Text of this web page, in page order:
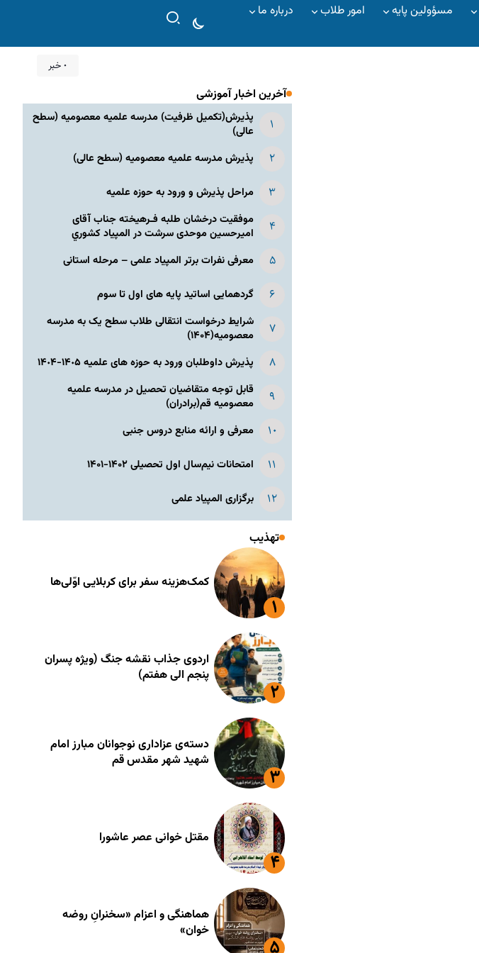
مسؤولین پایه امور طلاب درباره ما
۰ خبر
آخرین اخبار آموزشی
پذیرش(تکمیل ظرفیت) مدرسه علمیه معصومیه‌ (سطح
عالی)
پذیرش مدرسه علمیه معصومیه‌ (سطح عالی)
مراحل پذیرش و ورود به حوزه علمیه
موفقیت درخشان طلبه فـرهیخته جناب آقای
امیرحسین موحدی سرشت در المپياد كشوري
معرفی نفرات برتر المپیاد علمی – مرحله استانی
گردهمایی اساتید پایه های اول تا سوم
شرایط درخواست انتقالی طلاب سطح یک به مدرسه
معصومیه(۱۴۰۴)
پذیرش داوطلبان ورود به حوزه های علمیه ١۴٠۵-١۴٠۴
قابل توجه متقاضیان تحصیل در مدرسه علمیه
معصومیه قم(برادران)
معرفی و ارائه منابع دروس جنبی
امتحانات نیم‌سال اول تحصیلی ۱۴۰۲-۱۴۰۱
برگزاری المپیاد علمی
تهذیب
کمک‌هزینه سفر برای کربلایی اوّلی‌ها
اردوی جذاب نقشه جنگ (ویژه پسران
پنجم الی هفتم)
دسته‌ی عزاداری نوجوانان مبارز امام
شهید شهر مقدس قم
مقتل خوانی عصر عاشورا
هماهنگی و اعزام «سخنرانِ روضه
خوان»